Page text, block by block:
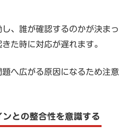
、誰が確認するのかが決まっ
た時に対応が遅れます。
へ広がる原因になるため注意
との整合性を意識する